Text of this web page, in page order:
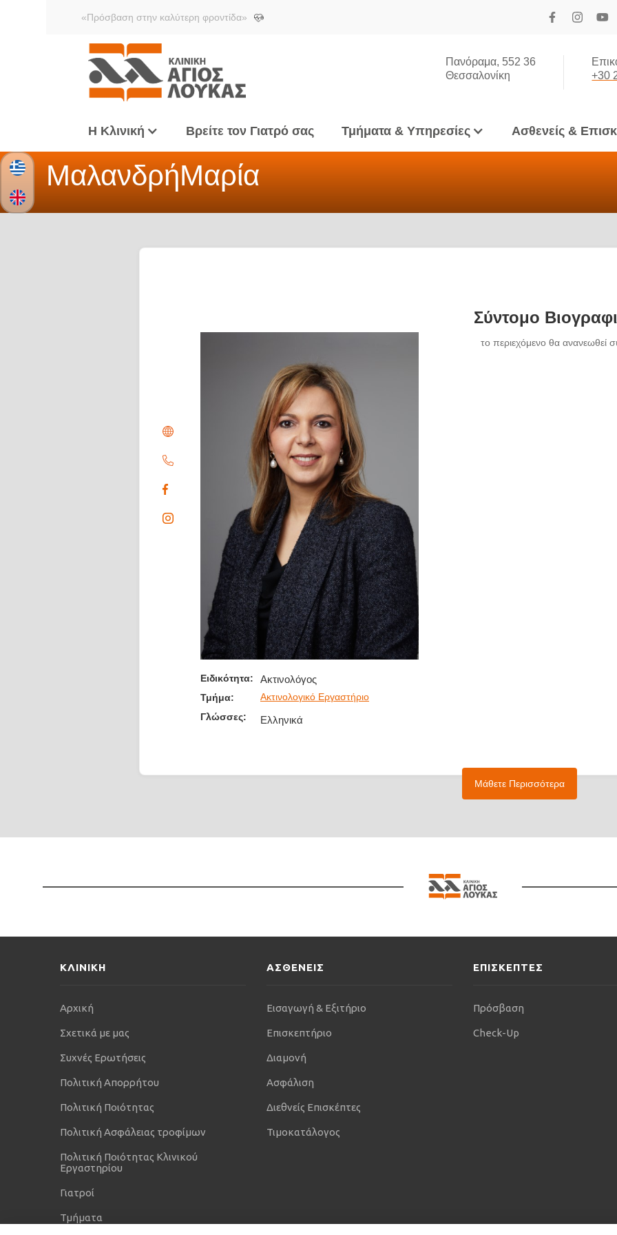
«Πρόσβαση στην καλύτερη φροντίδα»
Πανόραμα, 552 36
Θεσσαλονίκη
+30
Η Κλινική Βρείτε τον Γιατρό σας Τμήματα & Υπηρεσίες Ασθενείς &
ΜαλανδρήΜαρία
Ειδικότητα:
Τμήμα:
Γλώσσες:
Ακτινολόγος
Ακτινολογικό Εργαστήριο
Ελληνικά
Σύντομο
το περιεχόμενο θα ανανεωθεί
Μάθετε Περισσότερα
ΚΛΙΝΙΚΗ
Αρχική
Σχετικά με μας
Συχνές Ερωτήσεις
Πολιτική Απορρήτου
Πολιτική Ποιότητας
Πολιτική Ασφάλειας τροφίμων
Πολιτική Ποιότητας Κλινικού
Εργαστηρίου
Γιατροί
Τμήματα
ΑΣΘΕΝΕΙΣ
Εισαγωγή & Εξιτήριο
Επισκεπτήριο
Διαμονή
Ασφάλιση
Διεθνείς Επισκέπτες
Τιμοκατάλογος
ΕΠΙΣΚΕΠΤΕΣ
Πρόσβαση
Check-Up